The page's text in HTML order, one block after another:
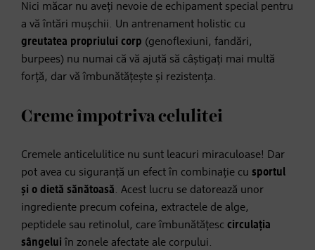
Nici măcar nu aveți nevoie de echipament special pentru
a vă întări mușchii. Un antrenament holistic cu
greutatea propriului corp (genoflexiuni, fandări,
burpees) nu numai că vă ajută să câștigați mai multă
forță, dar vă îmbunătățește și rezistența.
Creme împotriva celulitei
Cremele anticelulitice nu sunt leacuri miraculoase! Dar
pot avea cu siguranță un efect în combinație cu sportul
și o dietă sănătoasă. Acest lucru se datorează unor
ingrediente precum cofeina, extractele de alge,
peptidele sau retinolul, care îmbunătățesc circulația
sângelui în zonele afectate ale corpului.